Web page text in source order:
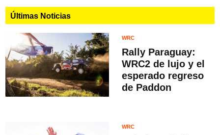
Últimas Noticias
WRC
Rally Paraguay:
WRC2 de lujo y el
esperado regreso
de Paddon
WRC